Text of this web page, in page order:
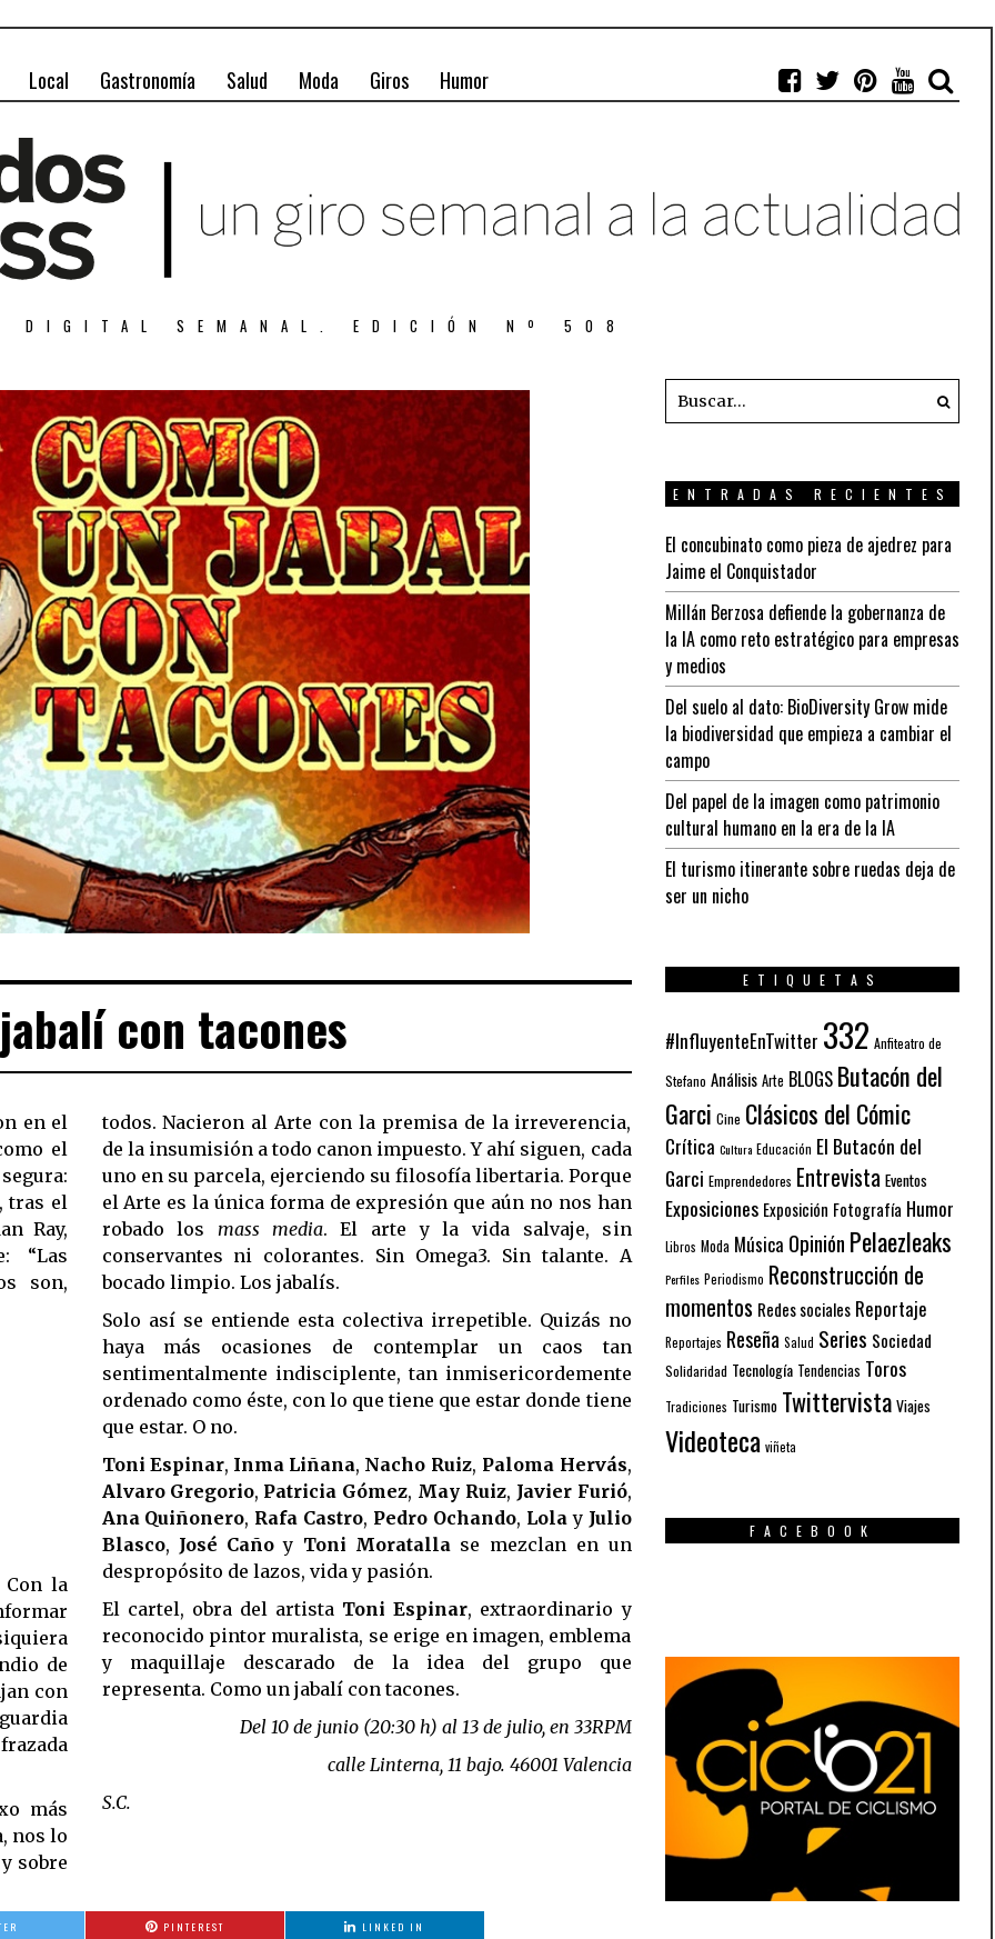
Local Gastronomía Salud Moda Giros Humor
DIGITAL SEMANAL. EDICIÓN Nº 508
con tacones
en el
el
tras el
Ray,
“Las
son,
Con la
de
con
más
nos lo
sobre
todos. Nacieron al Arte con la premisa de la irreverencia,
de la insumisión a todo canon impuesto. Y ahí siguen, cada
uno en su parcela, ejerciendo su filosofía libertaria. Porque
el Arte es la única forma de expresión que aún no nos han
robado los mass media. El arte y la vida salvaje, sin
conservantes ni colorantes. Sin Omega3. Sin talante. A
bocado limpio. Los jabalís.
Solo así se entiende esta colectiva irrepetible. Quizás no
haya más ocasiones de contemplar un caos tan
sentimentalmente indisciplente, tan inmisericordemente
ordenado como éste, con lo que tiene que estar donde tiene
que estar. O no.
Toni Espinar, Inma Liñana, Nacho Ruiz, Paloma Hervás,
Alvaro Gregorio, Patricia Gómez, May Ruiz, Javier Furió,
Ana Quiñonero, Rafa Castro, Pedro Ochando, Lola y Julio
Blasco, José Cañoy Toni Moratalla se mezclan en un
despropósito de lazos, vida y pasión.
El cartel, obra del artista Toni Espinar, extraordinario y
reconocido pintor muralista, se erige en imagen, emblema
y maquillaje descarado de la idea del grupo que
representa. Como un jabalí con tacones.
Del 10 de junio (20:30 h) al 13 de julio, en 33RPM
calle Linterna, 11 bajo. 46001 Valencia
S.C.
PINTEREST LINKED IN
ENTRADAS RECIENTES
El concubinato como pieza de ajedrez para
Jaime el Conquistador
Millán Berzosa defiende la gobernanza de
la IA como reto estratégico para empresas
y medios
Del suelo al dato: BioDiversity Grow mide
la biodiversidad que empieza a cambiar el
campo
Del papel de la imagen como patrimonio
cultural humano en la era de la IA
El turismo itinerante sobre ruedas deja de
ser un nicho
ETIQUETAS
#InfluyenteEnTwitter 332 Anfiteatro de
Stefano Análisis Arte BLOGS Butacón del
Garci Cine Clásicos del Cómic
Crítica Cultura Educación El Butacón del
Garci Emprendedores Entrevista Eventos
Exposiciones Exposición Fotografía Humor
Libros Moda Música Opinión Pelaezleaks
Perfiles Periodismo Reconstrucción de
momentos Redes sociales Reportaje
Reportajes Reseña Salud Series Sociedad
Solidaridad Tecnología Tendencias Toros
Tradiciones Turismo Twittervista Viajes
Videoteca viñeta
FACEBOOK